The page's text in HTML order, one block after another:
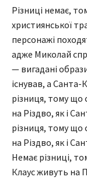
Різниці немає,
християнської
персонажі
адже Миколай
— вигадані
існував, а Санта-
різниця, тому
на Різдво, як і
різниця, тому
на Різдво, як і
Немає різниці,
Клаус живуть на